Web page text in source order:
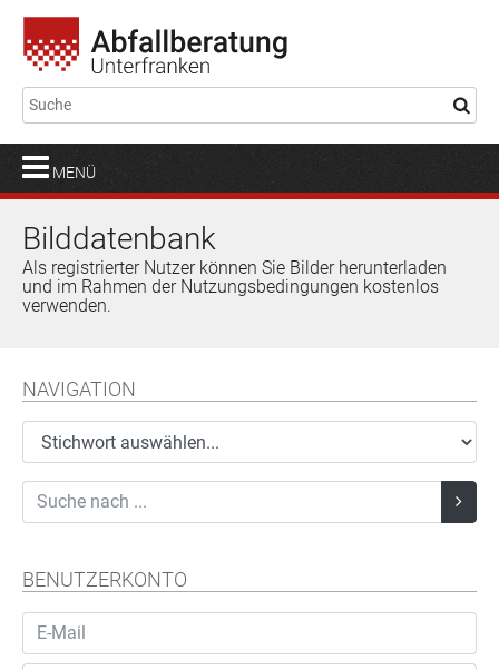
MENÜ
Bilddatenbank
Als registrierter Nutzer können Sie Bilder herunterladen
und im Rahmen der Nutzungsbedingungen kostenlos
verwenden.
NAVIGATION
BENUTZERKONTO